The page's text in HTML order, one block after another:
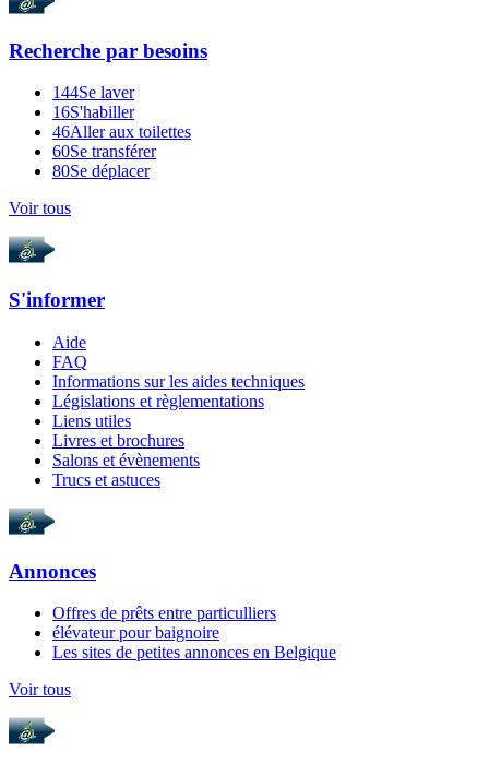
Recherche par besoins
144Se laver
16S'habiller
46Aller aux toilettes
60Se transférer
80Se déplacer
Voir tous
S'informer
Aide
FAQ
Informations sur les aides techniques
Législations et règlementations
Liens utiles
Livres et brochures
Salons et évènements
Trucs et astuces
Annonces
Offres de prêts entre particulliers
élévateur pour baignoire
Les sites de petites annonces en Belgique
Voir tous